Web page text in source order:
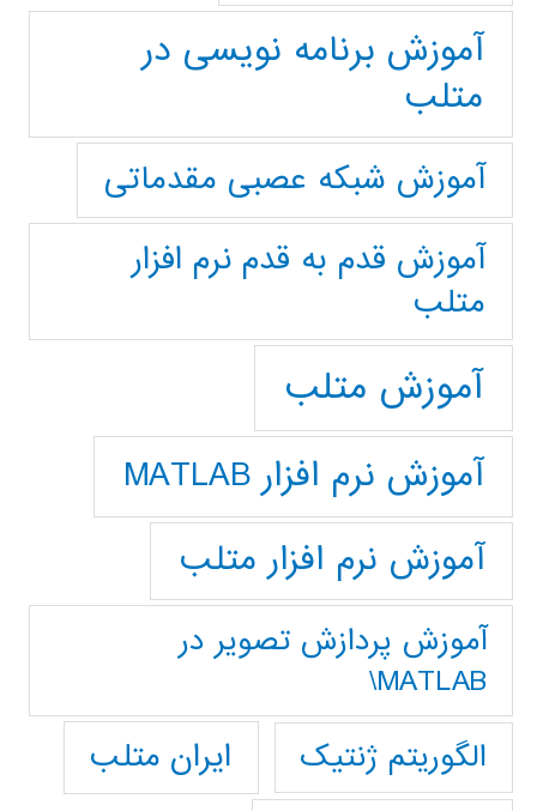
آموزش برنامه نویسی در
متلب
آموزش شبکه عصبی مقدماتی
آموزش قدم به قدم نرم افزار
متلب
آموزش متلب
آموزش نرم افزار MATLAB
آموزش نرم افزار متلب
آموزش پردازش تصوير در
MATLAB\
الگوریتم ژنتیک
ایران متلب